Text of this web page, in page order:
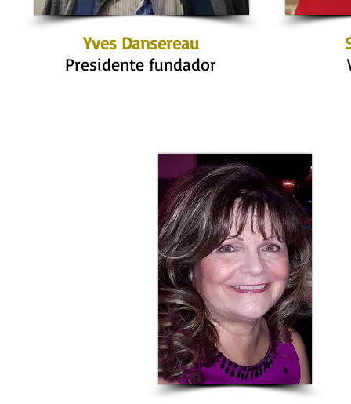
Yves Dansereau
Presidente fundador